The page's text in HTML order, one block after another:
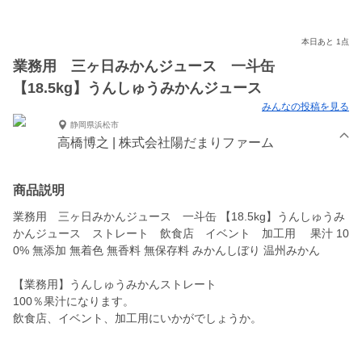
本日あと 1点
業務用 三ヶ日みかんジュース 一斗缶
【18.5kg】うんしゅうみかんジュース
みんなの投稿を見る
静岡県浜松市
高橋博之 | 株式会社陽だまりファーム
商品説明
業務用 三ヶ日みかんジュース 一斗缶 【18.5kg】うんしゅうみ
かんジュース ストレート 飲食店 イベント 加工用 果汁 10
0% 無添加 無着色 無香料 無保存料 みかんしぼり 温州みかん
【業務用】うんしゅうみかんストレート
100％果汁になります。
飲食店、イベント、加工用にいかがでしょうか。